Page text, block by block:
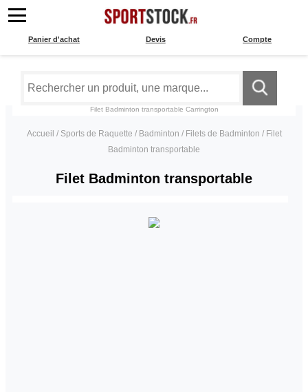
Compte
Devis
Panier d'achat
Filet Badminton transportable Carrington
Accueil / Sports de Raquette / Badminton / Filets de Badminton / Filet
Badminton transportable
Filet Badminton transportable